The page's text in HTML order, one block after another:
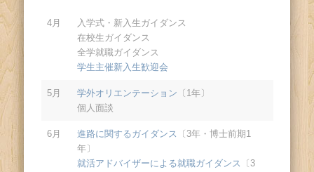
4月
入学式・新入生ガイダンス
在校生ガイダンス
全学就職ガイダンス
学生主催新入生歓迎会
5月 学外オリエンテーション 〔1年〕
個人面談
6月 進路に関するガイダンス 〔3年・博士前期1
年〕
就活アドバイザーによる就職ガイダンス 〔3